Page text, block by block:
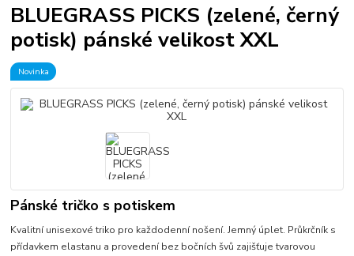
BLUEGRASS PICKS (zelené, černý
potisk) pánské velikost XXL
Novinka
Pánské tričko s potiskem
Kvalitní unisexové triko pro každodenní nošení. Jemný úplet. Průkrčník s
přídavkem elastanu a provedení bez bočních švů zajišťuje tvarovou